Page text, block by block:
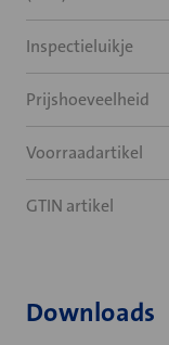
Inspectieluikje
Prijshoeveelheid
Voorraadartikel
GTIN artikel
Downloads